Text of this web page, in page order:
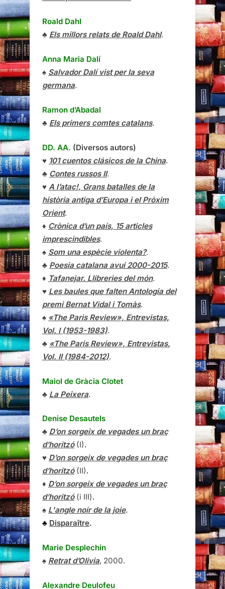
Roald Dahl
♣ Els millors relats de Roald Dahl.
Anna Maria Dalí
♠ Salvador Dalí vist per la seva
germana.
Ramon d’Abadal
♣ Els primers comtes catalans.
DD. AA. (Diversos autors)
♥ 101 cuentos clásicos de la China.
♣ Contes russos II.
♥ A l’atac!, Grans batalles de la
història antiga d’Europa i el Pròxim
Orient.
♦ Crònica d’un país, 15 articles
imprescindibles.
♠ Som una espècie violenta?.
♣ Poesia catalana avui 2000-2015.
♦ Tafanejar. Llibreries del món.
♥ Les baules que falten Antologia del
premi Bernat Vidal i Tomàs.
♠ «The Paris Review», Entrevistas,
Vol. I (1953-1983).
♣ «The Paris Review», Entrevistas,
Vol. II (1984-2012).
Maiol de Gràcia Clotet
♣ La Peixera.
Denise Desautels
♣ D’on sorgeix de vegades un braç
d’horitzó(I).
♥ D’on sorgeix de vegades un braç
d’horitzó(II).
♦ D’on sorgeix de vegades un braç
d’horitzó(i III).
♠ L'angle noir de la joie.
♣ Disparaître.
Marie Desplechin
♠ Retrat d’Olivia, 2000.
Alexandre Deulofeu